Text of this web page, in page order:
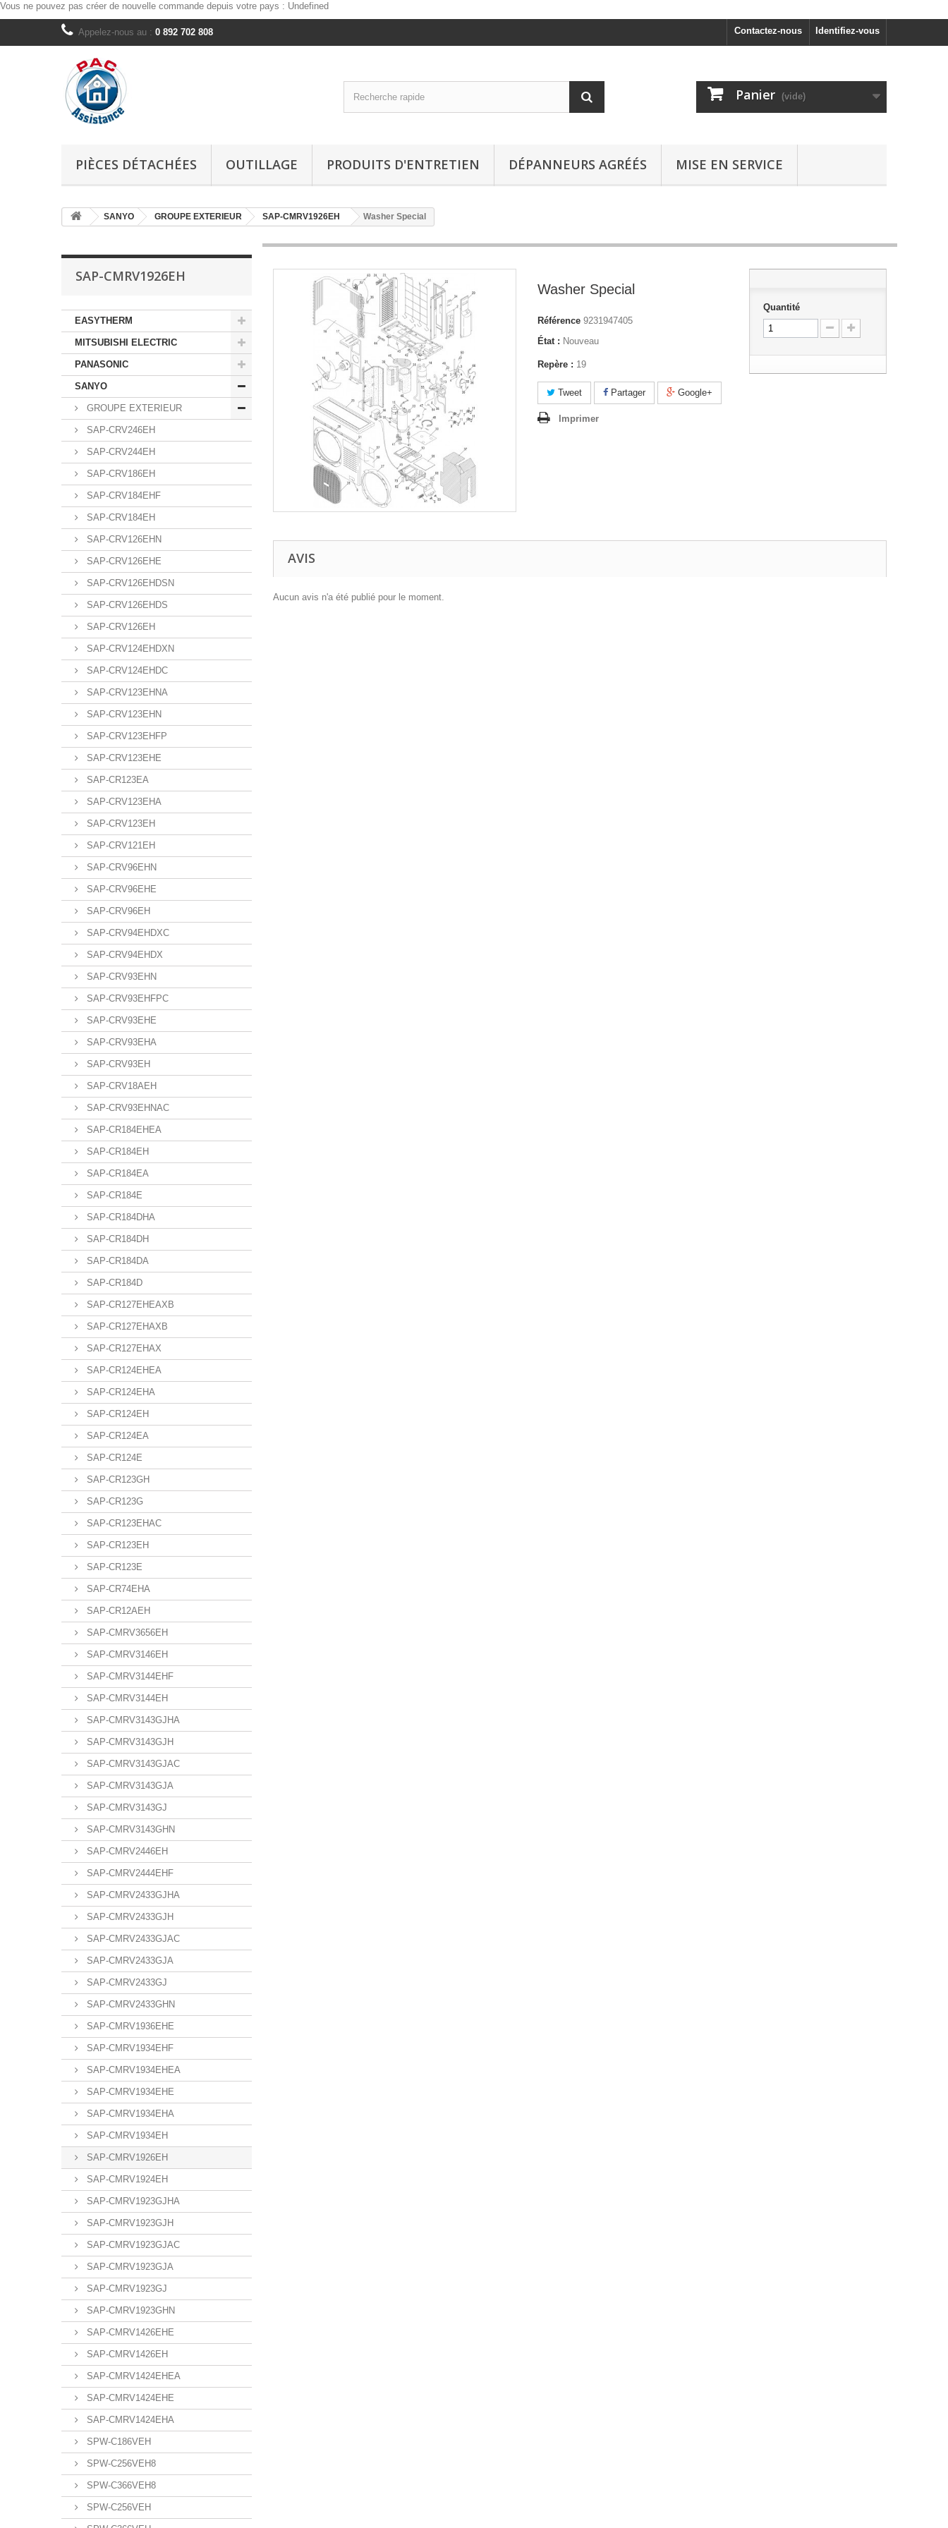
Vous ne pouvez pas créer de nouvelle commande depuis votre pays : Undefined
Identifiez-vous
Contactez-nous
Appelez-nous au : 0 892 702 808
Panier (vide)
PIÈCES DÉTACHÉES OUTILLAGE PRODUITS D'ENTRETIEN DÉPANNEURS AGRÉÉS MISE EN SERVICE
SANYO GROUPE EXTERIEUR SAP-CMRV1926EH Washer Special
SAP-CMRV1926EH
EASYTHERM
MITSUBISHI ELECTRIC
PANASONIC
SANYO
GROUPE EXTERIEUR
SAP-CRV246EH
SAP-CRV244EH
SAP-CRV186EH
SAP-CRV184EHF
SAP-CRV184EH
SAP-CRV126EHN
SAP-CRV126EHE
SAP-CRV126EHDSN
SAP-CRV126EHDS
SAP-CRV126EH
SAP-CRV124EHDXN
SAP-CRV124EHDC
SAP-CRV123EHNA
SAP-CRV123EHN
SAP-CRV123EHFP
SAP-CRV123EHE
SAP-CR123EA
SAP-CRV123EHA
SAP-CRV123EH
SAP-CRV121EH
SAP-CRV96EHN
SAP-CRV96EHE
SAP-CRV96EH
SAP-CRV94EHDXC
SAP-CRV94EHDX
SAP-CRV93EHN
SAP-CRV93EHFPC
SAP-CRV93EHE
SAP-CRV93EHA
SAP-CRV93EH
SAP-CRV18AEH
SAP-CRV93EHNAC
SAP-CR184EHEA
SAP-CR184EH
SAP-CR184EA
SAP-CR184E
SAP-CR184DHA
SAP-CR184DH
SAP-CR184DA
SAP-CR184D
SAP-CR127EHEAXB
SAP-CR127EHAXB
SAP-CR127EHAX
SAP-CR124EHEA
SAP-CR124EHA
SAP-CR124EH
SAP-CR124EA
SAP-CR124E
SAP-CR123GH
SAP-CR123G
SAP-CR123EHAC
SAP-CR123EH
SAP-CR123E
SAP-CR74EHA
SAP-CR12AEH
SAP-CMRV3656EH
SAP-CMRV3146EH
SAP-CMRV3144EHF
SAP-CMRV3144EH
SAP-CMRV3143GJHA
SAP-CMRV3143GJH
SAP-CMRV3143GJAC
SAP-CMRV3143GJA
SAP-CMRV3143GJ
SAP-CMRV3143GHN
SAP-CMRV2446EH
SAP-CMRV2444EHF
SAP-CMRV2433GJHA
SAP-CMRV2433GJH
SAP-CMRV2433GJAC
SAP-CMRV2433GJA
SAP-CMRV2433GJ
SAP-CMRV2433GHN
SAP-CMRV1936EHE
SAP-CMRV1934EHF
SAP-CMRV1934EHEA
SAP-CMRV1934EHE
SAP-CMRV1934EHA
SAP-CMRV1934EH
SAP-CMRV1926EH
SAP-CMRV1924EH
SAP-CMRV1923GJHA
SAP-CMRV1923GJH
SAP-CMRV1923GJAC
SAP-CMRV1923GJA
SAP-CMRV1923GJ
SAP-CMRV1923GHN
SAP-CMRV1426EHE
SAP-CMRV1426EH
SAP-CMRV1424EHEA
SAP-CMRV1424EHE
SAP-CMRV1424EHA
SPW-C186VEH
SPW-C256VEH8
SPW-C366VEH8
SPW-C256VEH
Washer Special
Référence 9231947405
État : Nouveau
Repère : 19
Tweet Partager Google+
Imprimer
Quantité
AVIS
Aucun avis n'a été publié pour le moment.